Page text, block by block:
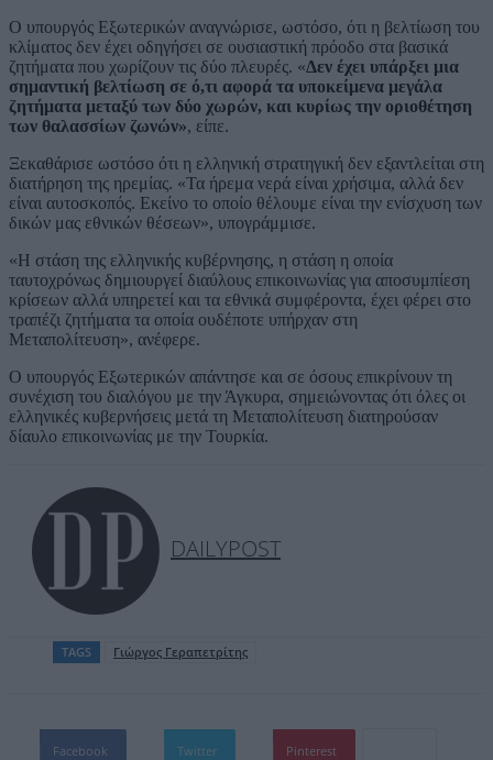
Ο υπουργός Εξωτερικών αναγνώρισε, ωστόσο, ότι η βελτίωση του
κλίματος δεν έχει οδηγήσει σε ουσιαστική πρόοδο στα βασικά
ζητήματα που χωρίζουν τις δύο πλευρές. «Δεν έχει υπάρξει μια
σημαντική βελτίωση σε ό,τι αφορά τα υποκείμενα μεγάλα
ζητήματα μεταξύ των δύο χωρών, και κυρίως την οριοθέτηση
των θαλασσίων ζωνών», είπε.
Ξεκαθάρισε ωστόσο ότι η ελληνική στρατηγική δεν εξαντλείται στη
διατήρηση της ηρεμίας. «Τα ήρεμα νερά είναι χρήσιμα, αλλά δεν
είναι αυτοσκοπός. Εκείνο το οποίο θέλουμε είναι την ενίσχυση των
δικών μας εθνικών θέσεων», υπογράμμισε.
«Η στάση της ελληνικής κυβέρνησης, η στάση η οποία
ταυτοχρόνως δημιουργεί διαύλους επικοινωνίας για αποσυμπίεση
κρίσεων αλλά υπηρετεί και τα εθνικά συμφέροντα, έχει φέρει στο
τραπέζι ζητήματα τα οποία ουδέποτε υπήρχαν στη
Μεταπολίτευση», ανέφερε.
Ο υπουργός Εξωτερικών απάντησε και σε όσους επικρίνουν τη
συνέχιση του διαλόγου με την Άγκυρα, σημειώνοντας ότι όλες οι
ελληνικές κυβερνήσεις μετά τη Μεταπολίτευση διατηρούσαν
δίαυλο επικοινωνίας με την Τουρκία.
DAILYPOST
TAGS Γιώργος Γεραπετρίτης
Facebook Twitter Pinterest